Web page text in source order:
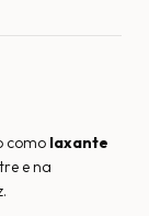
como laxante
e na